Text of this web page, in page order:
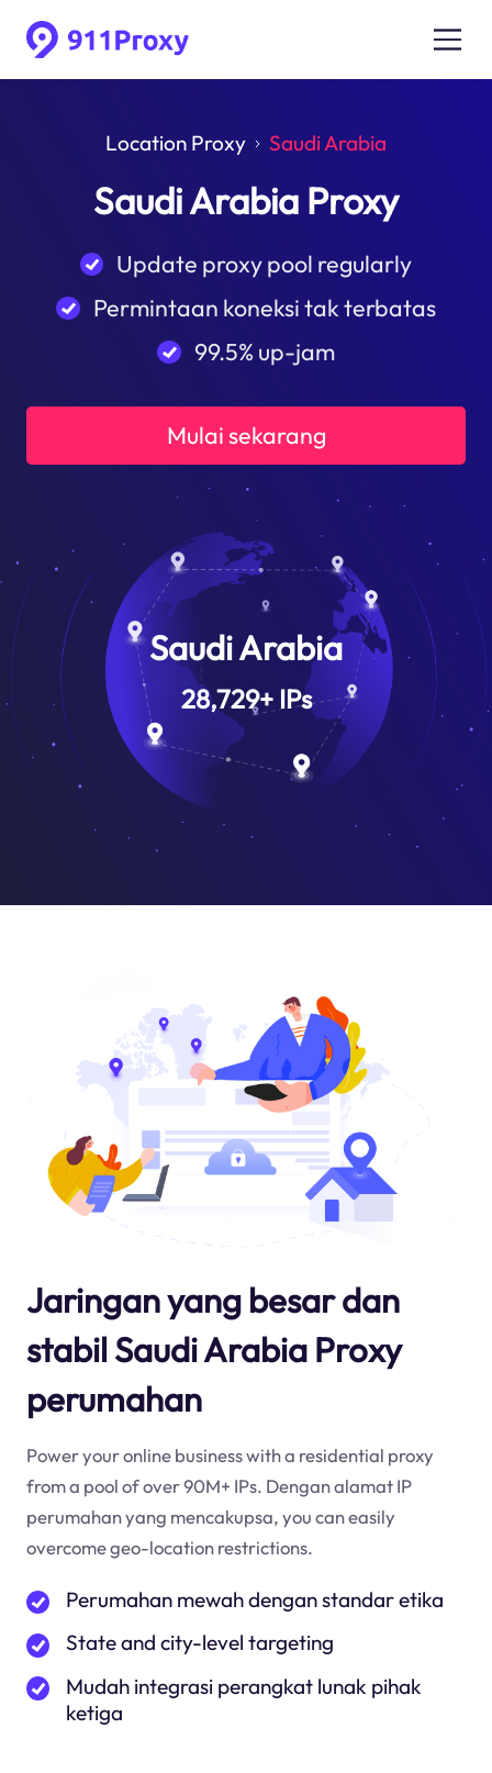
Location Proxy Saudi Arabia
Saudi Arabia Proxy
Update proxy pool regularly
Permintaan koneksi tak terbatas
99.5% up-jam
Mulai sekarang
Saudi Arabia
28,729+IPs
Jaringan yang besar dan
stabil Saudi Arabia Proxy
perumahan
Power your online business with a residential proxy
from a pool of over 90M+ IPs. Dengan alamat IP
perumahan yang mencakupsa, you can easily
overcome geo-location restrictions.
Perumahan mewah dengan standar etika
State and city-level targeting
Mudah integrasi perangkat lunak pihak
ketiga